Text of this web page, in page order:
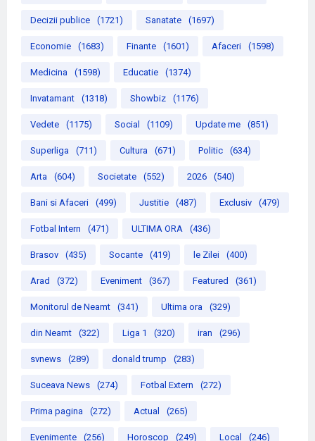
Decizii publice (1721) Sanatate (1697)
Economie (1683) Finante (1601) Afaceri (1598)
Medicina (1598) Educatie (1374)
Invatamant (1318) Showbiz (1176)
Vedete (1175) Social (1109) Update me (851)
Superliga (711) Cultura (671) Politic (634)
Arta (604) Societate (552) 2026 (540)
Bani si Afaceri (499) Justitie (487) Exclusiv (479)
Fotbal Intern (471) ULTIMA ORA (436)
Brasov (435) Socante (419) le Zilei (400)
Arad (372) Eveniment (367) Featured (361)
Monitorul de Neamt (341) Ultima ora (329)
din Neamt (322) Liga 1 (320) iran (296)
svnews (289) donald trump (283)
Suceava News (274) Fotbal Extern (272)
Prima pagina (272) Actual (265)
Evenimente (256) Horoscop (249) Local (246)